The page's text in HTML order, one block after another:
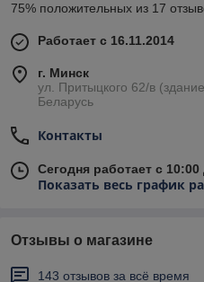
75% положительных из 17
Работает с 16.11.2014
г. Минск
ул. Притыцкого 62/в
Беларусь
Контакты
Сегодня работает с 10:00
Показать весь график
Отзывы о магазине
143 отзывов за всё время